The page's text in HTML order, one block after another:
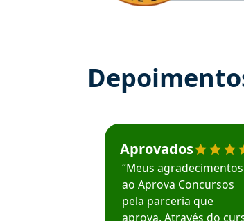
Estudante José recomenda o
Aprovados
“Meus agradecimentos
ao Aprova Concursos
pela parceria que
aprova. Através do